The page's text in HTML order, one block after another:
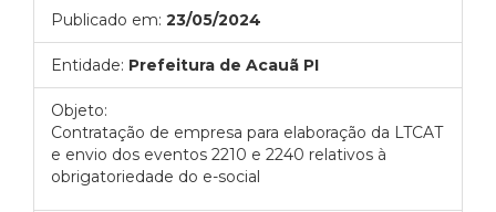
Publicado em: 23/05/2024
Entidade: Prefeitura de Acauã PI
Objeto:
Contratação de empresa para elaboração da LTCAT
e envio dos eventos 2210 e 2240 relativos à
obrigatoriedade do e-social